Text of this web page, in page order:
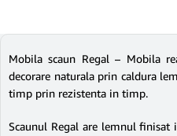
Mobila scaun Regal – Mobila
decorare naturala prin caldura
timp prin rezistenta in timp.
Scaunul Regal are lemnul